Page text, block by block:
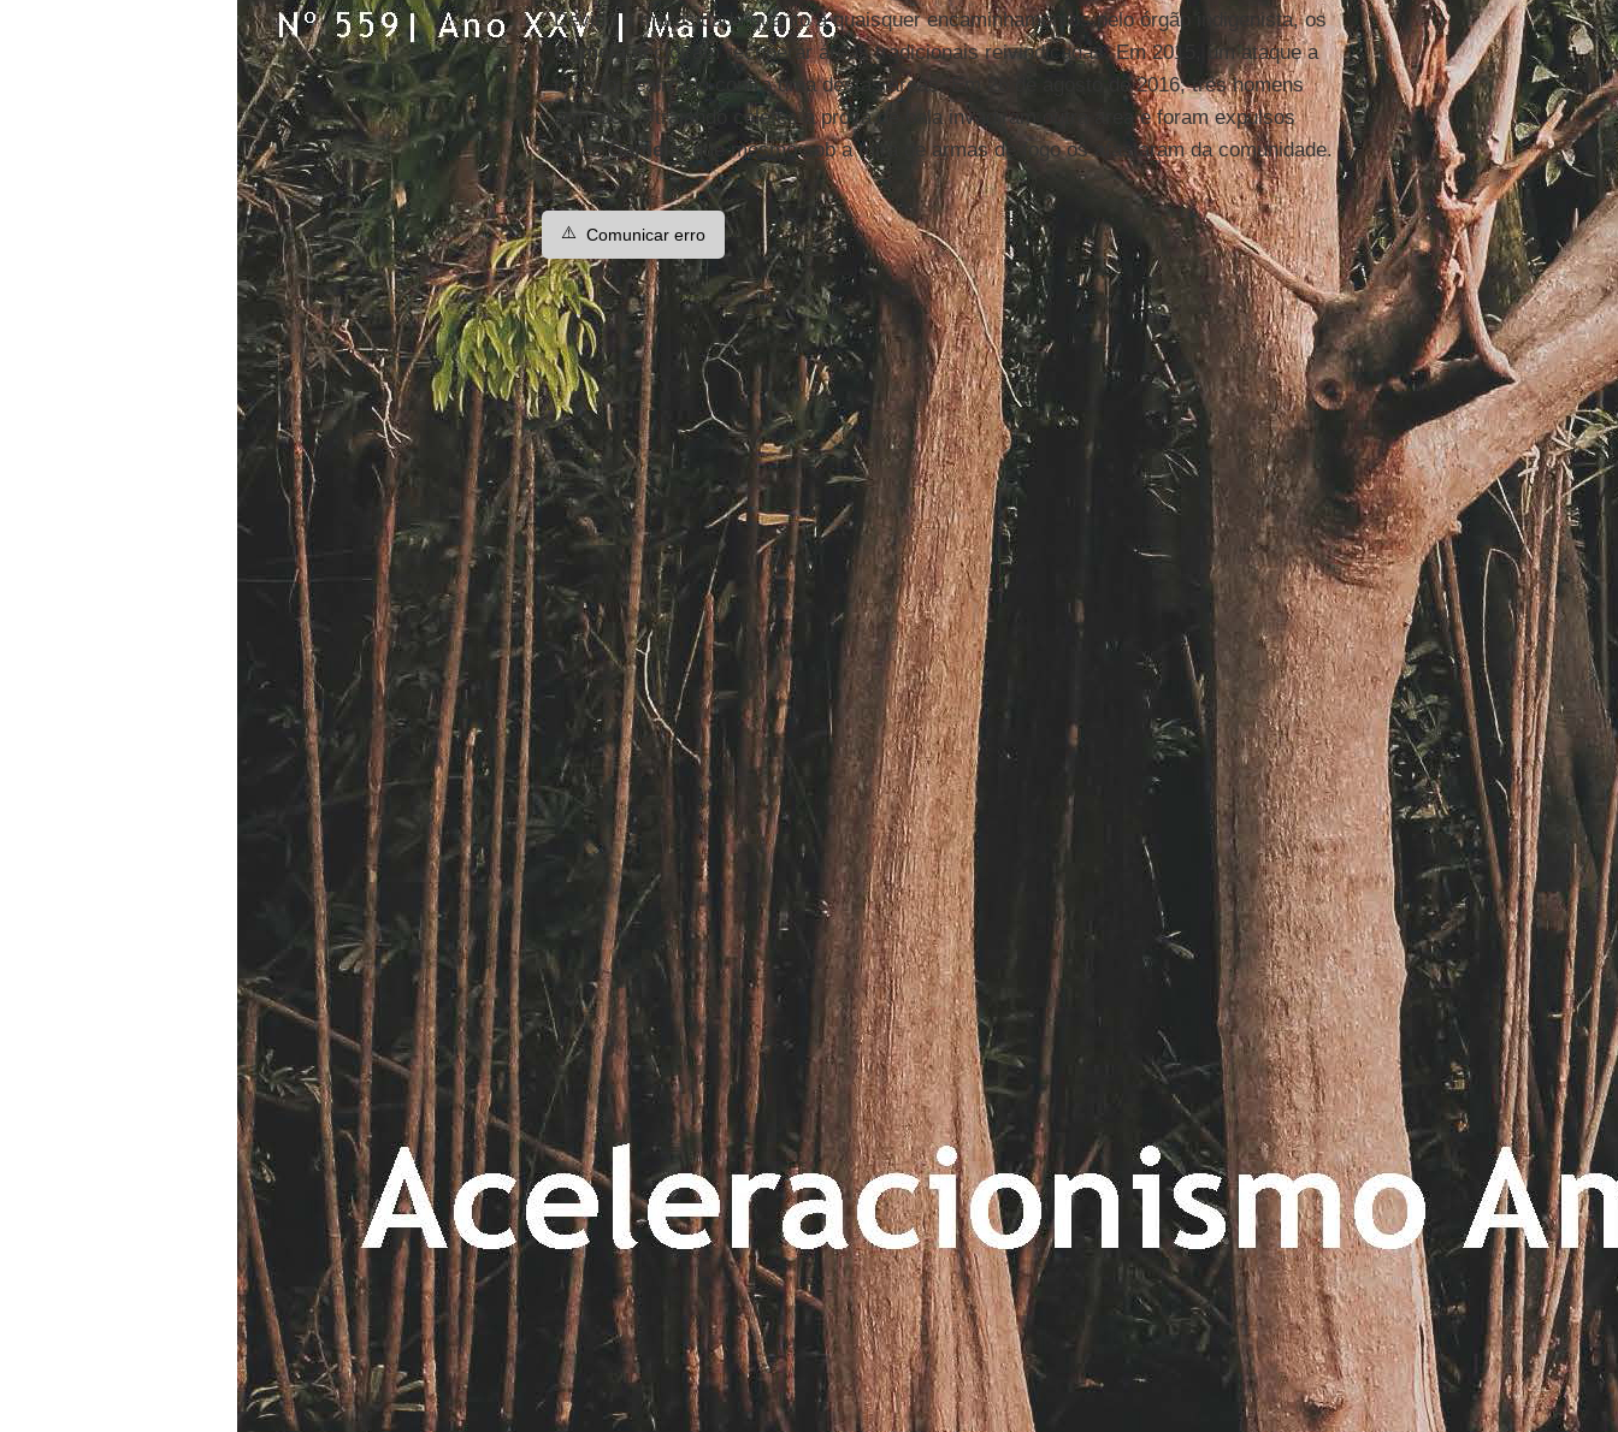
Devido a morosidade quanto a quaisquer encaminhamentos pelo órgão indigenista, os
Gamela decidiram recuperar áreas tradicionais reivindicadas. Em 2015, um ataque a
tiros foi realizado contra uma destas áreas. Em 26 de agosto de 2016, três homens
armados e trajando coletes à prova de bala invadiram outra área e foram expulsos
pelosGamela, que mesmo sob a mira de armas de fogo os afastaram da comunidade.
⚠️ Comunicar erro